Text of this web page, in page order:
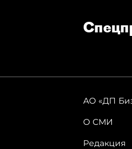
АО «ДП
О СМИ
Редакция